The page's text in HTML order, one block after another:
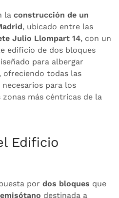
la construcción de un
, ubicado entre las
Julio Llompart 14, con un
edificio de dos bloques
para albergar
ofreciendo todas las
para los
más céntricas de la
Edificio
por dos bloques que
destinada a